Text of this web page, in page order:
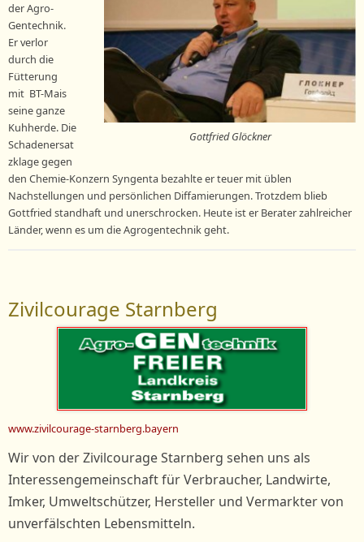
Gottfried Glöckner
der Agro-
Gentechnik.
Er verlor
durch die
Fütterung
mit BT-Mais
seine ganze
Kuhherde. Die
Schadenersat
zklage gegen
den Chemie-Konzern Syngenta bezahlte er teuer mit üblen
Nachstellungen und persönlichen Diffamierungen. Trotzdem blieb
Gottfried standhaft und unerschrocken. Heute ist er Berater zahlreicher
Länder, wenn es um die Agrogentechnik geht.
Zivilcourage Starnberg
www.zivilcourage-starnberg.bayern
Wir von der Zivilcourage Starnberg sehen uns als
Interessengemeinschaft für Verbraucher, Landwirte,
Imker, Umweltschützer, Hersteller und Vermarkter von
unverfälschten Lebensmitteln.